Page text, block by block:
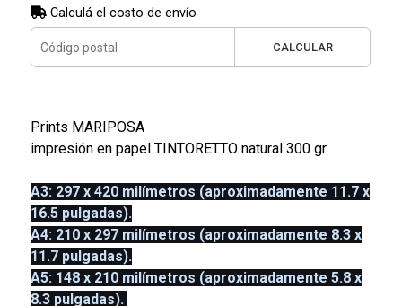
Calculá el costo de envío
CALCULAR
Prints MARIPOSA
impresión en papel TINTORETTO natural 300 gr
A3: 297 x 420 milímetros (aproximadamente 11.7 x
16.5 pulgadas).
A4: 210 x 297 milímetros (aproximadamente 8.3 x
11.7 pulgadas).
A5: 148 x 210 milímetros (aproximadamente 5.8 x
8.3 pulgadas).